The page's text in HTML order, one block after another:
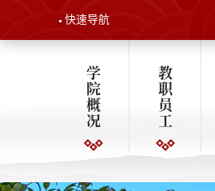
快速导航
学
院
概
况
教
职
员
工